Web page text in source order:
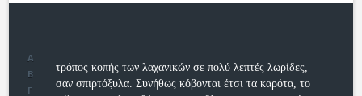
Α
Β
Γ
τρόπος κοπής των λαχανικών σε πολύ λεπτές λωρίδες,
σαν σπιρτόξυλα. Συνήθως κόβονται έτσι τα καρότα, το